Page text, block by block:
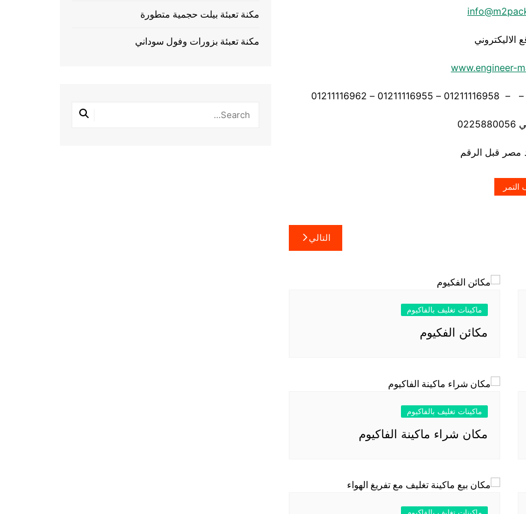
الاليكتروني
www.engineer-
التمر
التالي
ماكينات تغليف بالفاكيوم
مكائن الفكيوم
ماكينات تغليف بالفاكيوم
مكان شراء ماكينة الفاكيوم
مكنة تعبئة بيلت حجمية متطورة
مكنة تعبئة بزورات وفول سوداني